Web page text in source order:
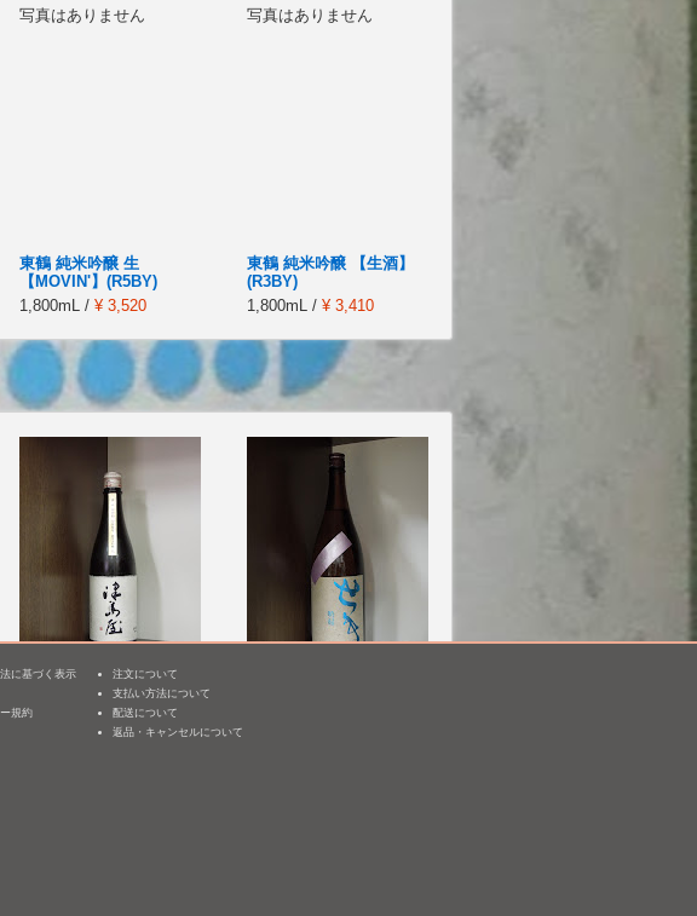
写真はありません
東鶴 純米吟醸 生
【MOVIN'】(R5BY)
1,800mL / ¥ 3,520
写真はありません
東鶴 純米吟醸 【生酒】
(R3BY)
1,800mL / ¥ 3,410
津島屋 純米大吟醸 窮め
の山田錦 無濾過生原
に基づく表示
規約
注文について
支払い方法について
配送について
返品・キャンセルについて